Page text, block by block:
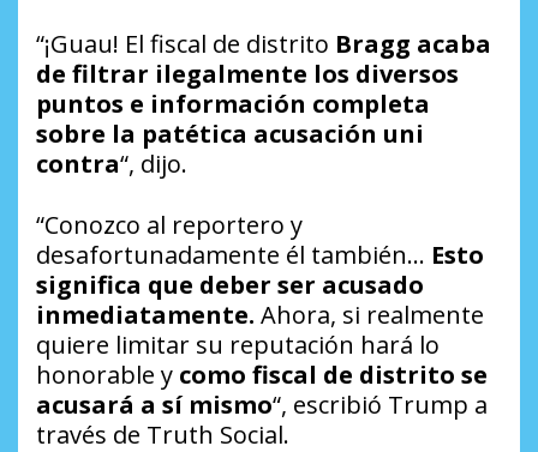
“¡Guau! El fiscal de distrito Bragg acaba
de filtrar ilegalmente los diversos
puntos e información completa
sobre la patética acusación uni
contra“, dijo.
“Conozco al reportero y
desafortunadamente él también… Esto
significa que deber ser acusado
inmediatamente. Ahora, si realmente
quiere limitar su reputación hará lo
honorable y como fiscal de distrito se
acusará a sí mismo“, escribió Trump a
través de Truth Social.